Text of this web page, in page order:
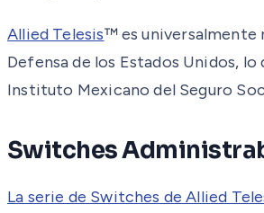
Allied Telesis™ es universalmente
Defensa de los Estados Unidos,
Instituto Mexicano del Seguro
Switches
La serie de Switches de Allied